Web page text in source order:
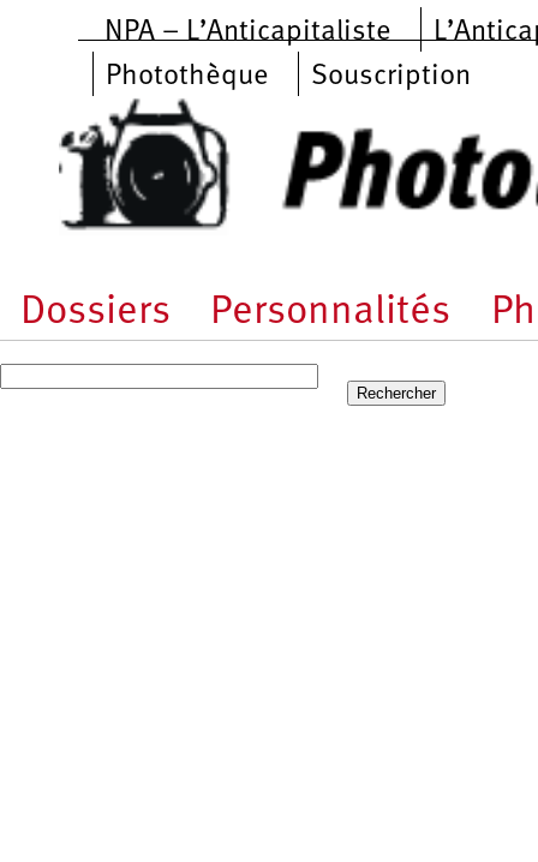
Aller au contenu principal
NPA – L’Anticapitaliste
Photothèque
Souscription
Dossiers Personnalités